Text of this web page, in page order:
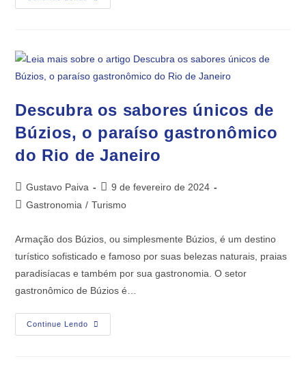
Descubra os sabores únicos de
Búzios, o paraíso gastronômico
do Rio de Janeiro
Gustavo Paiva
9 de fevereiro de 2024
Gastronomia / Turismo
Armação dos Búzios, ou simplesmente Búzios, é um destino
turístico sofisticado e famoso por suas belezas naturais, praias
paradisíacas e também por sua gastronomia. O setor
gastronômico de Búzios é…
Continue Lendo